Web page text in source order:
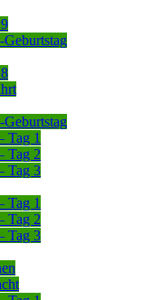
Geburtstag
Geburtstag
Tag 1
Tag 2
Tag 3
Tag 1
Tag 2
Tag 3